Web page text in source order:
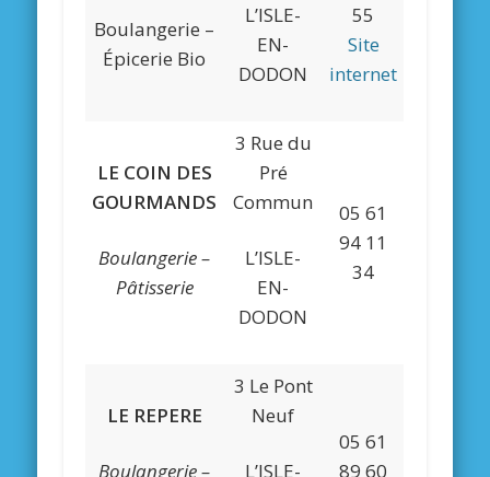
Boulangerie –
Épicerie Bio
L’ISLE-
EN-
DODON
55
Site
internet
LE COIN DES
GOURMANDS
Boulangerie –
Pâtisserie
3 Rue du
Pré
Commun
L’ISLE-
EN-
DODON
05 61
94 11
34
LE REPERE
Boulangerie –
3 Le Pont
Neuf
L’ISLE-
05 61
89 60